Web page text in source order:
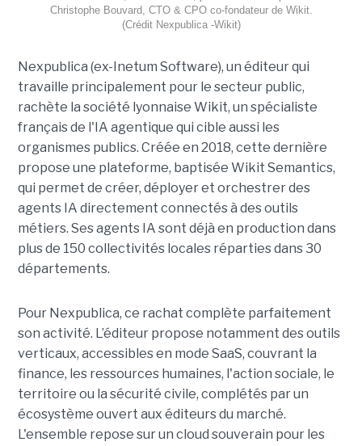
Christophe Bouvard, CTO & CPO co-fondateur de Wikit.
(Crédit Nexpublica -Wikit)
Nexpublica (ex-Inetum Software), un éditeur qui
travaille principalement pour le secteur public,
rachète la société lyonnaise Wikit, un spécialiste
français de l'IA agentique qui cible aussi les
organismes publics. Créée en 2018, cette dernière
propose une plateforme, baptisée Wikit Semantics,
qui permet de créer, déployer et orchestrer des
agents IA directement connectés à des outils
métiers. Ses agents IA sont déjà en production dans
plus de 150 collectivités locales réparties dans 30
départements.
Pour Nexpublica, ce rachat complète parfaitement
son activité. L’éditeur propose notamment des outils
verticaux, accessibles en mode SaaS, couvrant la
finance, les ressources humaines, l'action sociale, le
territoire ou la sécurité civile, complétés par un
écosystème ouvert aux éditeurs du marché.
L'ensemble repose sur un cloud souverain pour les